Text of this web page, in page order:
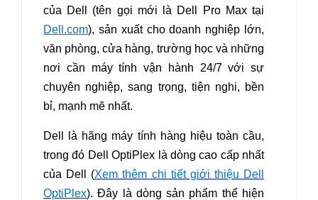
của Dell (tên gọi mới là Dell Pro Max tại
Dell.com), sản xuất cho doanh nghiệp lớn,
văn phòng, cửa hàng, trường học và những
nơi cần máy tính vận hành 24/7 với sự
chuyên nghiệp, sang trọng, tiện nghi, bền
bỉ, mạnh mẽ nhất.
Dell là hãng máy tính hàng hiệu toàn cầu,
trong đó Dell OptiPlex là dòng cao cấp nhất
của Dell (Xem thêm chi tiết giới thiệu Dell
OptiPlex). Đây là dòng sản phẩm thể hiện